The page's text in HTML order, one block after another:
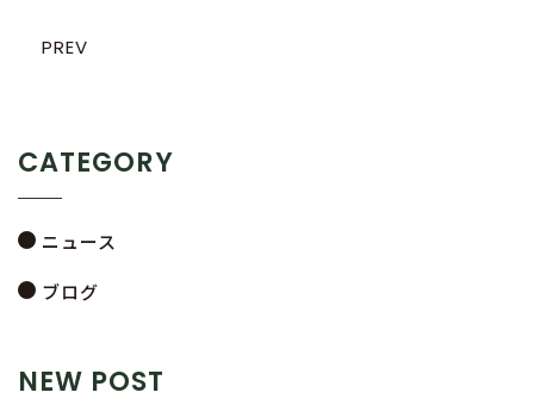
PREV
CATEGORY
ニュース
ブログ
NEW POST